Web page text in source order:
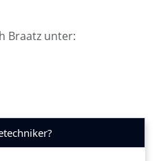
Braatz unter: